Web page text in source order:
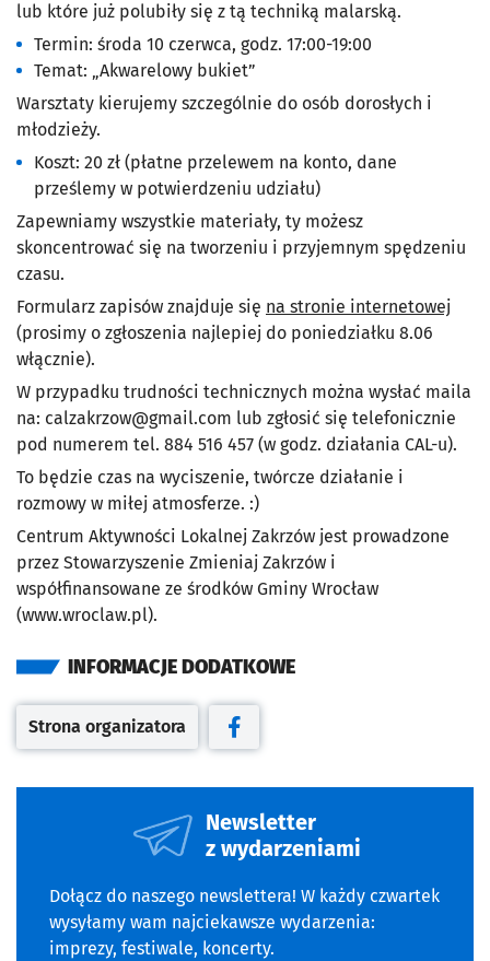
lub które już polubiły się z tą techniką malarską.
Termin: środa 10 czerwca, godz. 17:00-19:00
Temat: „Akwarelowy bukiet”
Warsztaty kierujemy szczególnie do osób dorosłych i
młodzieży.
Koszt: 20 zł (płatne przelewem na konto, dane
prześlemy w potwierdzeniu udziału)
Zapewniamy wszystkie materiały, ty możesz
skoncentrować się na tworzeniu i przyjemnym spędzeniu
czasu.
Formularz zapisów znajduje się na stronie internetowej
(prosimy o zgłoszenia najlepiej do poniedziałku 8.06
włącznie).
W przypadku trudności technicznych można wysłać maila
na: calzakrzow@gmail.com lub zgłosić się telefonicznie
pod numerem tel. 884 516 457 (w godz. działania CAL-u).
To będzie czas na wyciszenie, twórcze działanie i
rozmowy w miłej atmosferze. :)
Centrum Aktywności Lokalnej Zakrzów jest prowadzone
przez Stowarzyszenie Zmieniaj Zakrzów i
współfinansowane ze środków Gminy Wrocław
(www.wroclaw.pl).
INFORMACJE DODATKOWE
Otwiera się w nowej karcie
Strona organizatora
Otwiera się w nowej karcie
Newsletter
z wydarzeniami
Dołącz do naszego newslettera! W każdy czwartek
wysyłamy wam najciekawsze wydarzenia:
imprezy, festiwale, koncerty.